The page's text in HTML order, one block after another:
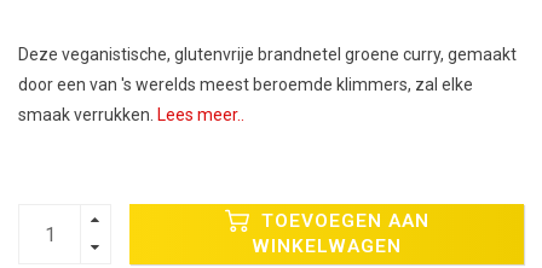
Deze veganistische, glutenvrije brandnetel groene curry, gemaakt
door een van 's werelds meest beroemde klimmers, zal elke
smaak verrukken. Lees meer..
TOEVOEGEN AAN
WINKELWAGEN